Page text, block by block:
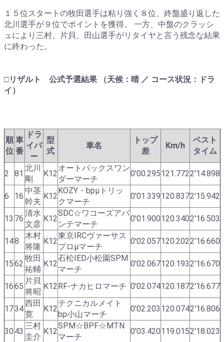
１５位スタートの牧田選手は粘り強く８位、終盤盛り返した
北川選手が９位でポイントを獲得。 一方、中盤のクラッシ
ュにより三村、片貝、田山選手がリタイヤと言う残念な結果
に終わった。
□リザルト 公式予選結果 （天候：晴 ／ コース状況：ドラ
イ）
順
位
車
番
ドラ
イバ
ー
型
式
車名
トップ
差
Km/h
ベスト
タイム
2 81
北川
剛
K12
オートバックスワン
ダーマーチ
0'00.295121.7722'14.898
6 16
中茎
幹夫
K12
KOZY・bpμトリッ
クマーチ
0'01.339120.8372'15.942
13 76
清水
文彦
K12
SDC☆ワコーズアバ
ンテマーチ
0'01.900120.3402'16.503
148
木村
将隆
K12
東京IRCヴァーサス
プロμマーチ
0'02.057120.2022'16.660
1562
牧田
祐輔
K12
石松IED小松園SPM
マーチ
0'02.067120.1932'16.670
1665
片貝
将昭
K12RF-ナカヒロマーチ 0'02.074120.1872'16.677
1734
西田
寛
K12
テクニカルメイト
bp小山マーチ
0'02.203 120.0742'16.806
30 43
三村
圭介
K12
SPM☆BPF☆MTN
マーチ
0'03.420119.0152'18.023